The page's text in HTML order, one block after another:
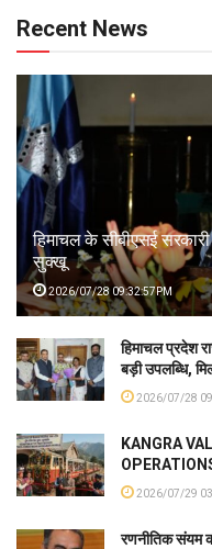
Recent News
हिमाचल के सीबीएसई
सुक्खू
2026/07/28 09:32:57PM
हिमाचल प्रदेश
बड़ी उपलब्धि,
2026/07/28
KANGRA
2026/07/29
रणनीतिक संयम